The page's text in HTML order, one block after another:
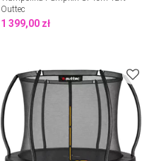
Outtec
1 399,00 zł